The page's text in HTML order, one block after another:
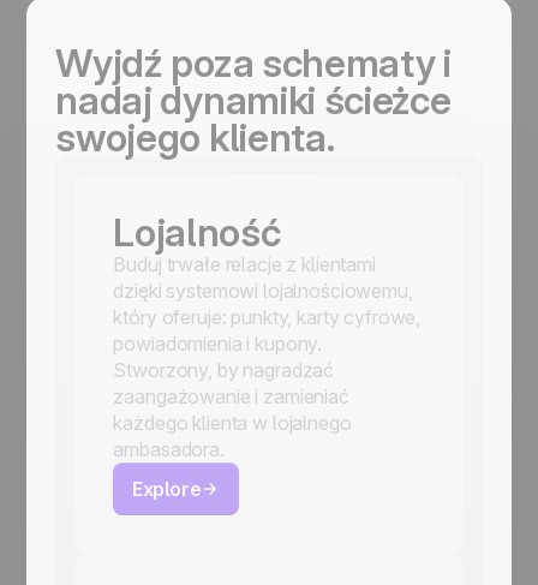
Wyjdź poza schematy i
nadaj dynamiki ścieżce
swojego klienta.
Lojalność
Buduj trwałe relacje z klientami
dzięki systemowi lojalnościowemu,
który oferuje: punkty, karty cyfrowe,
powiadomienia i kupony.
Stworzony, by nagradzać
zaangażowanie i zamieniać
każdego klienta w lojalnego
ambasadora.
Explore